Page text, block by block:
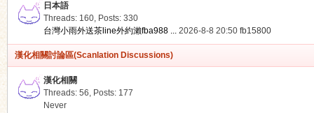
日本語
Threads: 160, Posts: 330
台灣小雨外送茶line外約瀨fba988 ... 2026-8-8 20:50 fb15800
漢化相關討論區(Scanlation Discussions)
漢化相關
Threads: 56, Posts: 177
Never